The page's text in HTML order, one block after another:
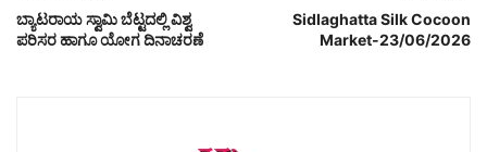
ಬ್ಯಾಟರಾಯ ಸ್ವಾಮಿ ಬೆಟ್ಟದಲ್ಲಿ ವಿಶ್ವ
ಪರಿಸರ ಹಾಗೂ ಯೋಗ ದಿನಾಚರಣೆ
Sidlaghatta Silk Cocoon
Market-23/06/2026